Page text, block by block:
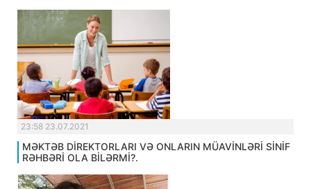
23:58 23.07.2021
MƏKTƏB DİREKTORLARI VƏ ONLARIN MÜAVİNLƏRİ SİNİF
RƏHBƏRİ OLA BİLƏRMİ?.